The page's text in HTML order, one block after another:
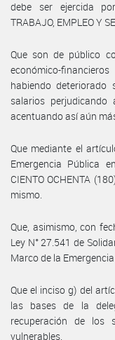
debe ser ejercida
TRABAJO, EMPLEO Y
Que son de público
económico-
habiendo deteriorado
salarios
acentuando así aún
Que mediante el
Emergencia Pública
CIENTO OCHENTA
mismo.
Que, asimismo, con
Ley N° 27.541 de
Marco de la
Que el inciso g) del
las bases de la
recuperación de los
vulnerables.